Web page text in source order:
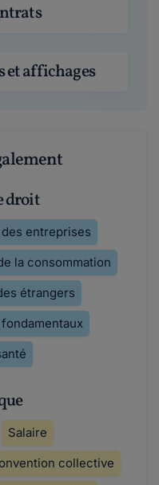
et affichages
droit
entreprises
la consommation
étrangers
Salaire
collective